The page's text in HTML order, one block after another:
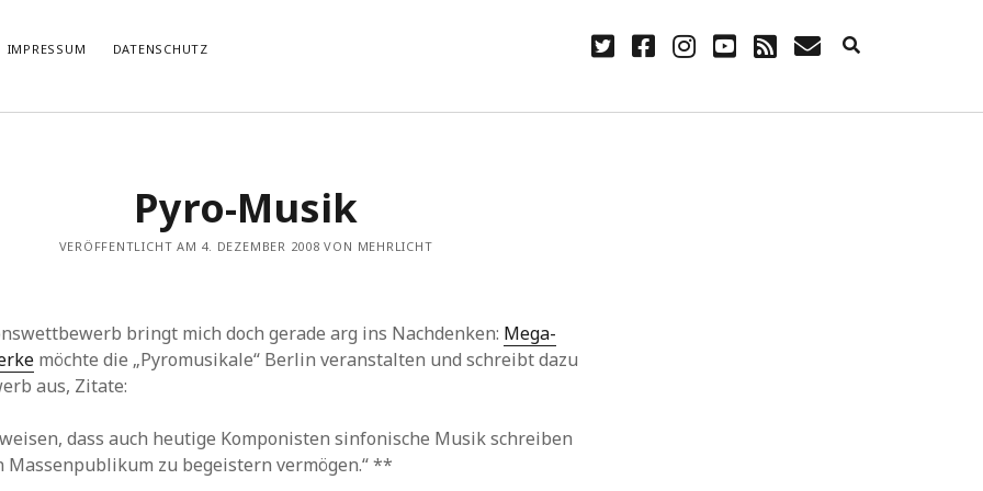
IMPRESSUM DATENSCHUTZ twitterfacebook
instagram
youtube
rss E-
Rostropowitsch
zuAlle Hände voll zu tun
DEI FUNK WuK(2)
Dresden (110)
Features (89)
nuits sans nuit (122)
Rezensionen(968)
Weblog
(711)
(45)
Pyro-Musik
VERÖFFENTLICHT AM 4. DEZEMBER 2008 VON MEHRLICHT
bringt mich doch gerade arg ins Nachdenken: Mega-
möchte die „Pyromusikale“ Berlin veranstalten und schreibt dazu
aus, Zitate:
dass auch heutige Komponisten sinfonische Musik schreiben
Massenpublikum zu begeistern vermögen.“ **